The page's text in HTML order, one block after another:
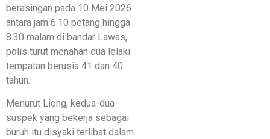
berasingan pada 10 Mei 2026
antara jam 6.10 petang hingga
8.30 malam di bandar Lawas,
polis turut menahan dua lelaki
tempatan berusia 41 dan 40
tahun.
Menurut Liong, kedua-dua
suspek yang bekerja sebagai
buruh itu disyaki terlibat dalam